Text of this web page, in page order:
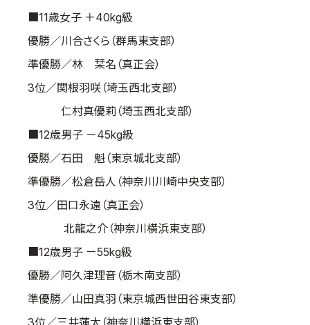
■11歳女子 ＋40kg級
優勝／川合さくら（群馬東支部）
準優勝／林 栞名（真正会）
3位／関根羽咲（埼玉西北支部）
仁村真優莉（埼玉西北支部）
■12歳男子 －45kg級
優勝／石田 魁（東京城北支部）
準優勝／松倉岳人（神奈川川崎中央支部）
3位／田口永遠（真正会）
北龍之介（神奈川横浜東支部）
■12歳男子 －55kg級
優勝／阿久津理音（栃木南支部）
準優勝／山田真羽（東京城西世田谷東支部）
3位／三井蓮太（神奈川横浜東支部）